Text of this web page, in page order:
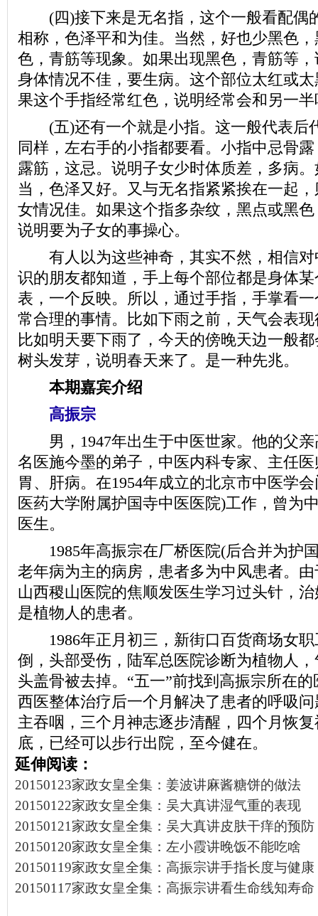
(四)接下来是无名指，这个一般看配偶
相称，色泽平和为佳。当然，好也少黑色
色，青筋等现象。如果出现黑色，青筋等
身体情况不佳，要生病。这个部位太红或
果这个手指经常红色，说明经常会和另一
(五)还有一个就是小指。这一般代表后
同样，左右手的小指都要看。小指中忌骨
露筋，这忌。说明子女少时体质差，多病
当，色泽又好。又与无名指紧紧挨在一起
女情况佳。如果这个指多杂纹，黑点或黑
说明要为子女的事操心。
有人以为这些神奇，其实不然，相信对
识的朋友都知道，手上每个部位都是身体
表，一个反映。所以，通过手指，手掌看
常合理的事情。比如下雨之前，天气会表
比如明天要下雨了，今天的傍晚天边一般
树头发芽，说明春天来了。是一种先兆。
本期嘉宾介绍
高振宗
男，1947年出生于中医世家。他的父亲
名医施今墨的弟子，中医内科专家、主任
胃、肝病。在1954年成立的北京市中医学
医药大学附属护国寺中医医院)工作，曾为
医生。
1985年高振宗在厂桥医院(后合并为护
老年病为主的病房，患者多为中风患者。
山西稷山医院的焦顺发医生学习过头针，
是植物人的患者。
1986年正月初三，新街口百货商场女职
倒，头部受伤，陆军总医院诊断为植物人
头盖骨被去掉。“五一”前找到高振宗所在
西医整体治疗后一个月解决了患者的呼吸
主吞咽，三个月神志逐步清醒，四个月恢
底，已经可以步行出院，至今健在。
延伸阅读：
20150123家政女皇全集：姜波讲麻酱糖饼的做法
20150122家政女皇全集：吴大真讲湿气重的表现
20150121家政女皇全集：吴大真讲皮肤干痒的预防
20150120家政女皇全集：左小霞讲晚饭不能吃啥
20150119家政女皇全集：高振宗讲手指长度与健康
20150117家政女皇全集：高振宗讲看生命线知寿命